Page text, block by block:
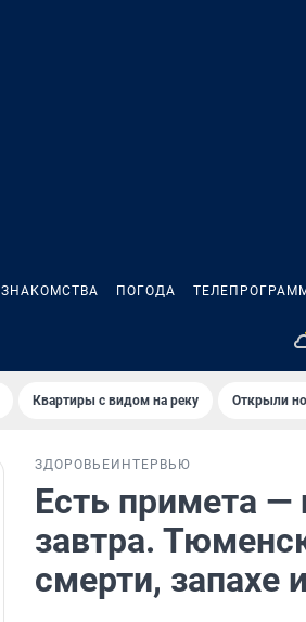
ЗНАКОМСТВА ПОГОДА
Квартиры с видом на реку Открыли
ЗДОРОВЬЕ ИНТЕРВЬЮ
Есть примета —
завтра.
смерти, запахе